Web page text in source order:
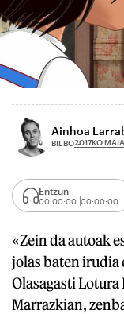
Ainhoa
BILBO2017KO
Entzun
00:00:00 00:00:00
«Zein da autoak
jolas baten irudia
Olasagasti
Marrazkian,